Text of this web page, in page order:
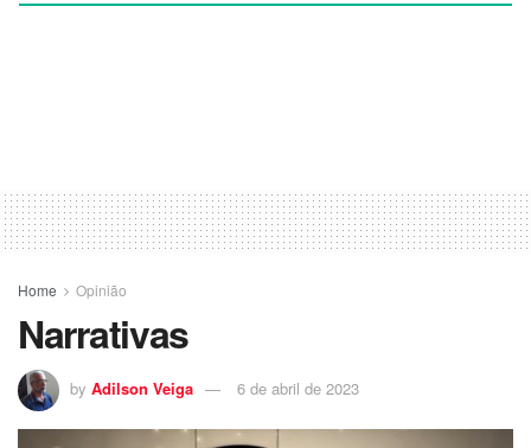
Home Opinião
Narrativas
by Adilson Veiga 6 de abril de 2023